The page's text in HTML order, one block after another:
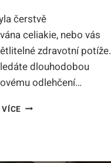
čerstvě
celiakie, nebo vás
zdravotní potíže.
dlouhodobou
odlehčení…
BEZLEPKOVÁ